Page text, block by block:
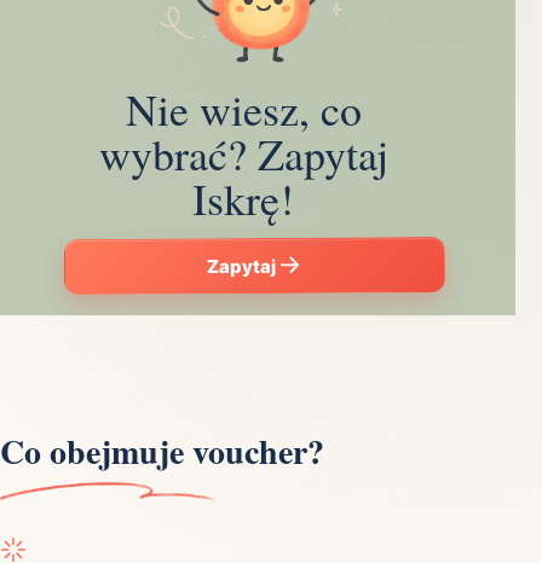
Nie wiesz, co
wybrać? Zapytaj
Iskrę!
Zapytaj
Co obejmuje voucher?